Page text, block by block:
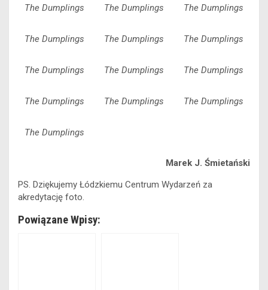
The Dumplings The Dumplings The Dumplings
The Dumplings The Dumplings The Dumplings
The Dumplings The Dumplings The Dumplings
The Dumplings The Dumplings The Dumplings
The Dumplings
Marek J. Śmietański
PS. Dziękujemy Łódzkiemu Centrum Wydarzeń za
akredytację foto.
Powiązane Wpisy: